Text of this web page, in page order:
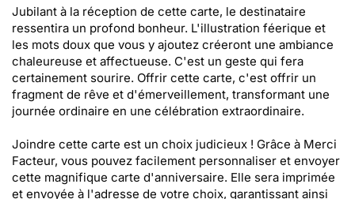
Jubilant à la réception de cette carte, le destinataire
ressentira un profond bonheur. L'illustration féerique et
les mots doux que vous y ajoutez créeront une ambiance
chaleureuse et affectueuse. C'est un geste qui fera
certainement sourire. Offrir cette carte, c'est offrir un
fragment de rêve et d'émerveillement, transformant une
journée ordinaire en une célébration extraordinaire.
Joindre cette carte est un choix judicieux ! Grâce à Merci
Facteur, vous pouvez facilement personnaliser et envoyer
cette magnifique carte d'anniversaire. Elle sera imprimée
et envoyée à l'adresse de votre choix, garantissant ainsi